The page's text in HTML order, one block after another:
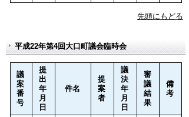
先頭にもどる
平成22年第4回大口町議会臨時会
議
案
番
号
提
出
年
月
日
件名
提
案
者
議
決
年
月
日
審
議
結
果
備
考